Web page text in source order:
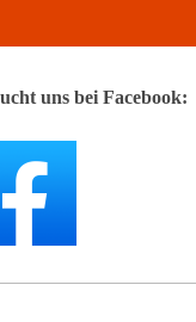
uns bei Facebook: